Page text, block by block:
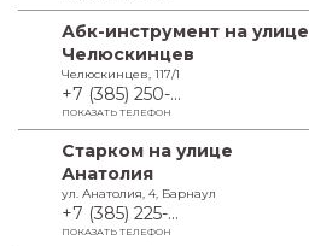
Абк-инструмент на улице
Челюскинцев
Челюскинцев, 117/1
+7 (385) 250-...
ПОКАЗАТЬ ТЕЛЕФОН
Старком на улице
Анатолия
ул. Анатолия, 4, Барнаул
+7 (385) 225-...
ПОКАЗАТЬ ТЕЛЕФОН